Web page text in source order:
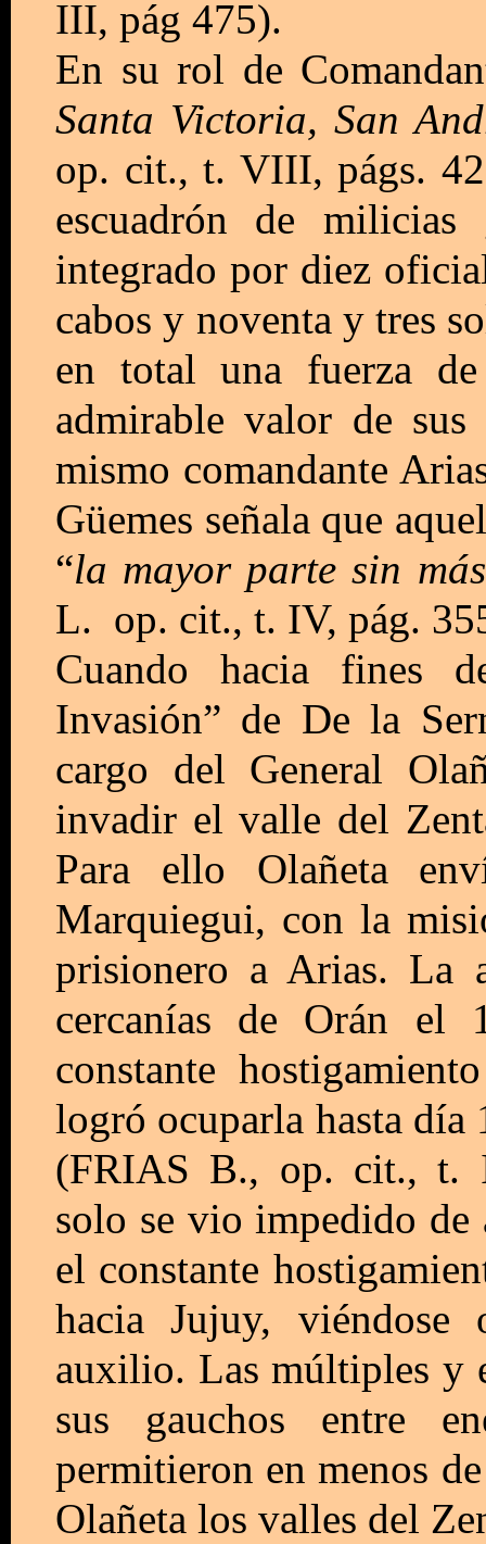
III, pág 475).
En su rol de
Santa Victoria, San
op. cit., t. VIII, págs.
escuadrón de milicias
integrado por diez
cabos y noventa y tres
en total una fuerza
admirable valor de
mismo comandante
Güemes señala que
“la mayor parte sin
L. op. cit., t. IV, pág.
Cuando hacia fines
Invasión” de De la
cargo del General
invadir el valle del
Para ello Olañeta
Marquiegui, con la
prisionero a Arias. La
cercanías de Orán el
constante
logró ocuparla hasta día
(FRIAS B., op. cit., t.
solo se vio impedido
el constante
hacia Jujuy,
auxilio. Las múltiples y
sus gauchos entre
permitieron en menos
Olañeta los valles del